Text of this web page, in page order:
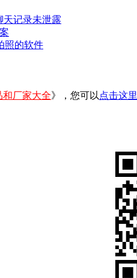
天记录未泄露
照的软件
厂家大全》，您可以 点击这里